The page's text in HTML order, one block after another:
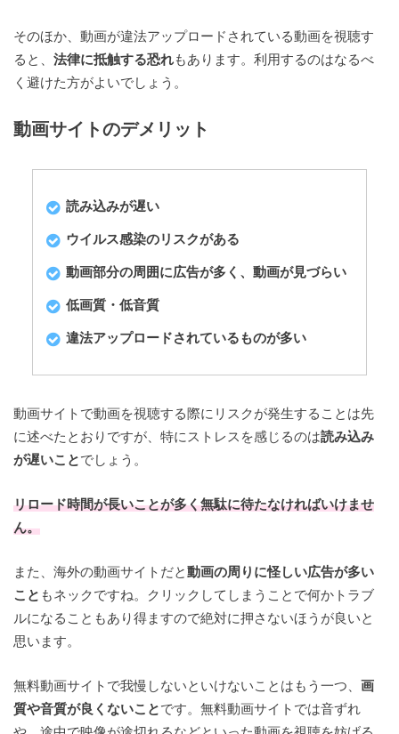
そのほか、動画が違法アップロードされている動画を視聴す
ると、 法律に抵触する恐れもあります。利用するのはなるべ
く避けた方がよいでしょう。
動画サイトのデメリット
読み込みが遅い
ウイルス感染のリスクがある
動画部分の周囲に広告が多く、動画が見づらい
低画質・低音質
違法アップロードされているものが多い
動画サイトで動画を視聴する際にリスクが発生することは先
に述べたとおりですが、特にストレスを感じるのは読み込み
が遅いことでしょう。
リロード時間が長いことが多く無駄に待たなければいけませ
ん。
また、海外の動画サイトだと動画の周りに怪しい広告が多い
こと もネックですね。クリックしてしまうことで何かトラブ
ルになることもあり得ますので絶対に押さないほうが良いと
思います。
無料動画サイトで我慢しないといけないことはもう一つ、 画
質や音質が良くないことです。無料動画サイトでは音ずれ